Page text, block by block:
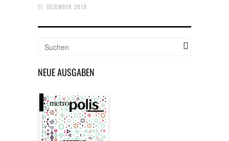
17. DEZEMBER 2019
NEUE AUSGABEN